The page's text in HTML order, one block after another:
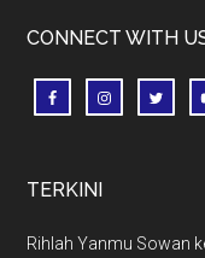
CONNECT WITH
TERKINI
Rihlah Yanmu Sowan